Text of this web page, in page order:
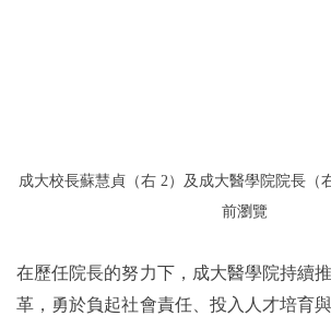
成大校長蘇慧貞（右 2）及成大醫學院院長（
前瀏覽
在歷任院長的努力下，成大醫學院持續
革，勇於負起社會責任、投入人才培育